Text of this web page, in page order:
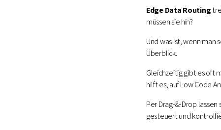
Edge Data Routing
müssen sie hin?
Und was ist, wenn man
Überblick.
Gleichzeitig gibt es oft
hilft es, auf Low Code
Per Drag-&-Drop lassen
gesteuert und